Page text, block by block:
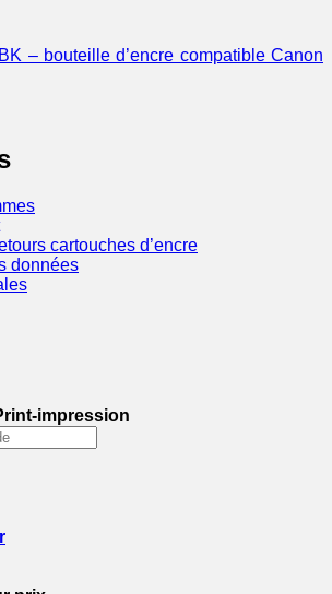
– bouteille d’encre compatible Canon
cartouches d’encre
données
impression